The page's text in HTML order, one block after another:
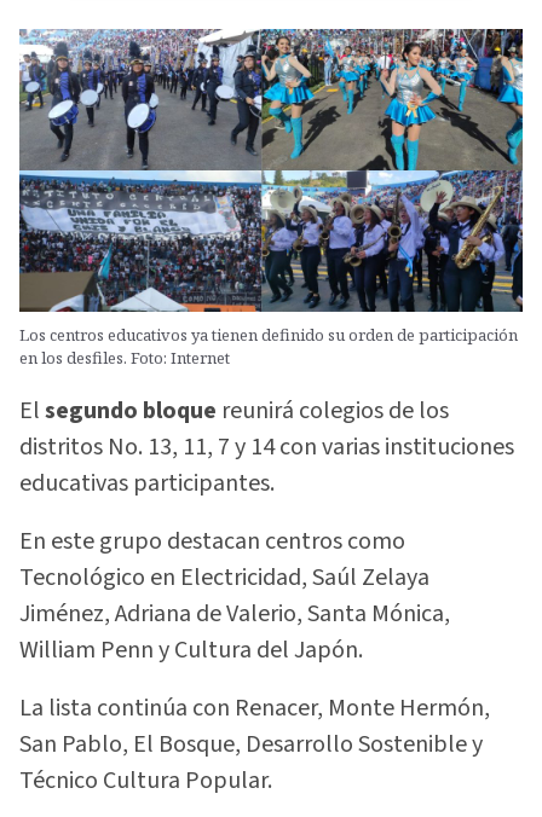
Los centros educativos ya tienen definido su orden de participación
en los desfiles. Foto: Internet
Elsegundo bloque reunirá colegios de los
distritos No. 13, 11, 7 y 14 con varias instituciones
educativas participantes.
En este grupo destacan centros como
Tecnológico en Electricidad, Saúl Zelaya
Jiménez, Adriana de Valerio, Santa Mónica,
William Penn y Cultura del Japón.
La lista continúa con Renacer, Monte Hermón,
San Pablo, El Bosque, Desarrollo Sostenible y
Técnico Cultura Popular.